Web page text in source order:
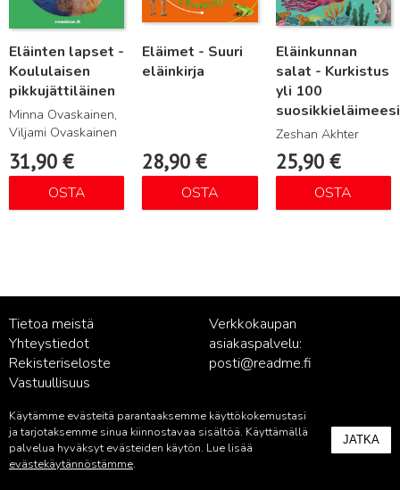
Eläinten lapset -
Koululaisen
pikkujättiläinen
Minna Ovaskainen,
Viljami Ovaskainen
31,90 €
OSTA
Eläimet - Suuri
eläinkirja
28,90€
OSTA
Eläinkunnan
salat - Kurkistus
yli 100
Zeshan Akhter
25,90 €
OSTA
Tietoa meistä
Yhteystiedot
Rekisteriseloste
Vastuullisuus
Verkkokaupan
asiakaspalvelu:
posti@readme.fi
Kustantamon asiakaspalvelu:
palvelu@readme.fi
Käytämme evästeitä parantaaksemme käyttökokemustasi
ja tarjotaksemme sinua kiinnostavaa sisältöä. Käyttämällä
palvelua hyväksyt evästeiden käytön. Lue lisää
evästekäytännöstämme.
JATKA